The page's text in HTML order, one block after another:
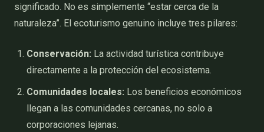
significado. No es simplemente “estar cerca de la
naturaleza”. El ecoturismo genuino incluye tres pilares:
Conservación: La actividad turística contribuye
directamente a la protección del ecosistema.
Comunidades locales: Los beneficios económicos
llegan a las comunidades cercanas, no solo a
corporaciones lejanas.